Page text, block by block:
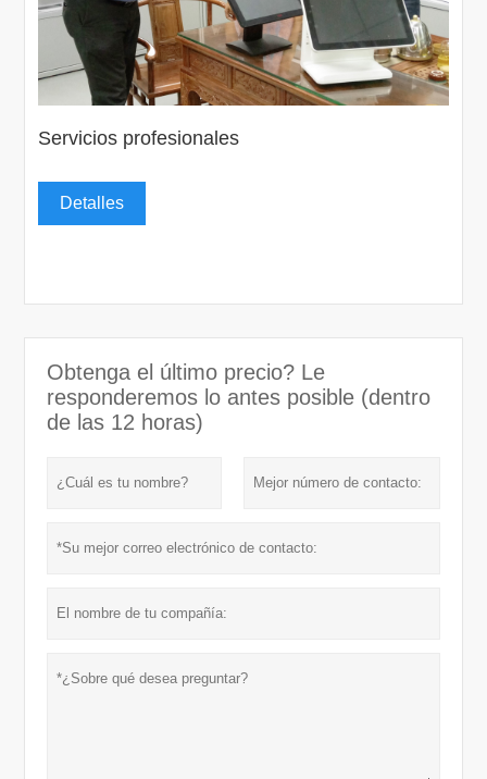
Servicios profesionales
Detalles
Obtenga el último precio? Le
responderemos lo antes posible (dentro
de las 12 horas)